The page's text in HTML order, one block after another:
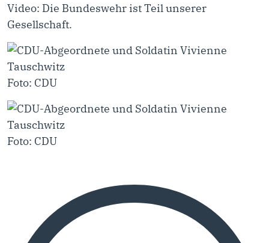
Video: Die Bundeswehr ist Teil unserer
Gesellschaft.
Foto: CDU
Foto: CDU